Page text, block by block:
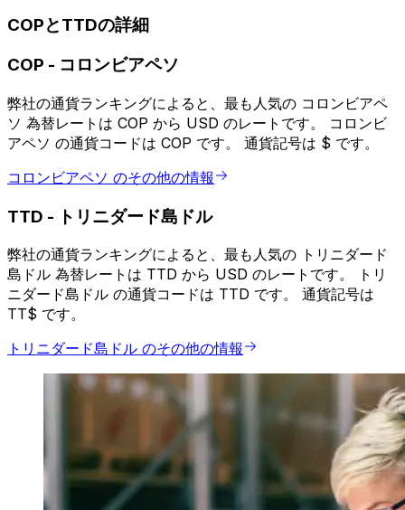
COPとTTDの詳細
COP - コロンビアペソ
弊社の通貨ランキングによると、最も人気の コロンビアペ
ソ 為替レートは COP から USD のレートです。 コロンビ
アペソ の通貨コードは COP です。 通貨記号は $ です。
コロンビアペソ のその他の情報
TTD - トリニダード島ドル
弊社の通貨ランキングによると、最も人気の トリニダード
島ドル 為替レートは TTD から USD のレートです。 トリ
ニダード島ドル の通貨コードは TTD です。 通貨記号は
TT$ です。
トリニダード島ドル のその他の情報